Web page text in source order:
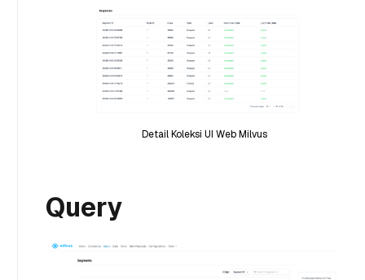
Detail Koleksi UI Web Milvus
Query